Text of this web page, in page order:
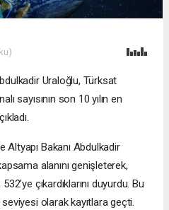
Uraloğlu, Türksat
sayısının son 10 yılın en
Altyapı Bakanı Abdulkadir
alanını genişleterek,
çıkardıklarını duyurdu. Bu
olarak kayıtlara geçti.